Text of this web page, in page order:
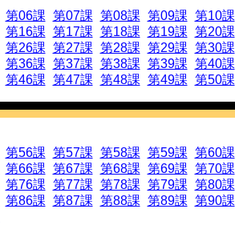
を追加しました。
追記しました。ご利用にあたってをご参照下さ
真紗子さんから， お茶目なメッセージ を戴き
さい。
した。
でのポスター発表にてOJAD を公開しました。
第06課 第07課 第08課 第09課 第10課
第16課 第17課 第18課 第19課 第20課
第26課 第27課 第28課 第29課 第30課
第36課 第37課 第38課 第39課 第40課
第46課 第47課 第48課 第49課 第50課
第56課 第57課 第58課 第59課 第60課
第66課 第67課 第68課 第69課 第70課
第76課 第77課 第78課 第79課 第80課
第86課 第87課 第88課 第89課 第90課